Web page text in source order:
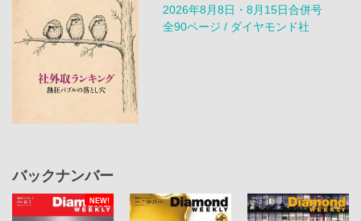
2026年8月8日・8月15日合併号
全90ページ / ダイヤモンド社
バックナンバー
NEW!